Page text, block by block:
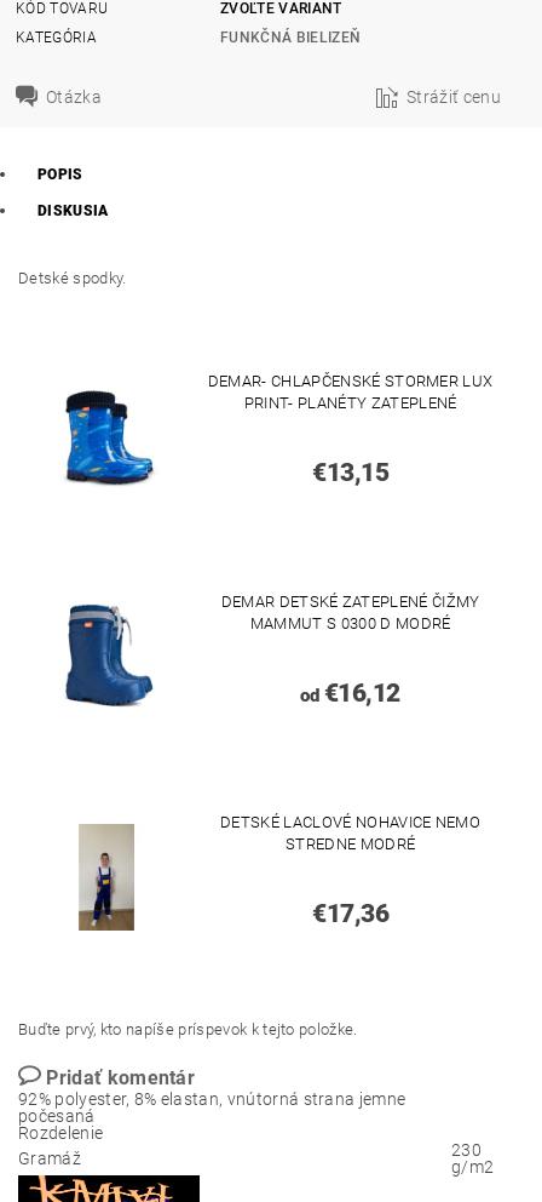
KÓD TOVARU
ZVOĽTE VARIANT
KATEGÓRIA
FUNKČNÁ BIELIZEŇ
Otázka Strážiť cenu
POPIS
DISKUSIA
Detské spodky.
DEMAR- CHLAPČENSKÉ STORMER LUX
PRINT- PLANÉTY ZATEPLENÉ
€13,15
DEMAR DETSKÉ ZATEPLENÉ ČIŽMY
MAMMUT S 0300 D MODRÉ
od€16,12
DETSKÉ LACLOVÉ NOHAVICE NEMO
STREDNE MODRÉ
€17,36
Buďte prvý, kto napíše príspevok k tejto položke.
Pridať komentár
92% polyester, 8% elastan, vnútorná strana jemne
počesaná
Rozdelenie
Gramáž
230
g/m2